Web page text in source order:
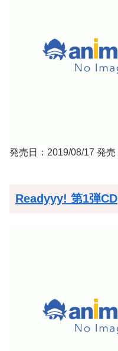
発売日：2019/08/17 発売
Readyyy! 第1弾CD